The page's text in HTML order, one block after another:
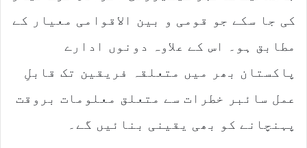
کی جا سکے جو قومی و بین الاقوامی معیار کے
مطابق ہو۔ اس کے علاوہ دونوں ادارے
پاکستان بھر میں متعلقہ فریقین تک قابلِ
عمل سائبر خطرات سے متعلق معلومات بروقت
پہنچانے کو بھی یقینی بنائیں گے۔